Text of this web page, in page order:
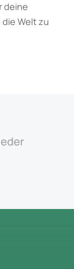
deine
Welt zu